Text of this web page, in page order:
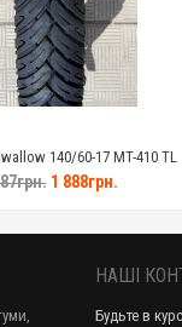
140/60-17 MT-410 TL
1 888грн.
НАШІ
Будьте в